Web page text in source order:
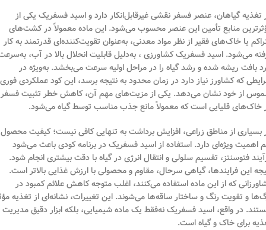
تغذیه گیاهان، عنصر فسفر نقشی غیرقابل‌انکار دارد و اسید فسفریک یکی از
منابع تأمین این عنصر محسوب می‌شود. این ماده معمولاً در کشت‌های
یا خاک‌های فقیر از نظر مواد معدنی، به‌عنوان تقویت‌کننده‌ای قدرتمند به کار
می‌شود. اسید فسفریک کشاورزی ، به‌دلیل قابلیت انحلال بالا در آب،
بافت ریشه شده و رشد گیاه را در مراحل اولیه سرعت می‌بخشد. به‌ویژه در
که کشاورز نیاز دارد در زمان محدود به نتیجه برسد، این کود عملکردی
از خود نشان می‌دهد. یکی از مزیت‌های مهم آن، کاهش خطر تثبیت فسفر
خاک‌های قلیایی است که معمولاً مانع جذب مناسب توسط گیاه می‌شود.
بسیاری از مناطق زراعی، افزایش برداشت به تنهایی کافی نیست؛ کیفیت محصول
اهمیت ویژه‌ای دارد. استفاده از اسید فسفریک در برنامه کودی باعث می‌شود
فتوسنتز، تقسیم سلولی و انتقال انرژی در گیاه با دقت بیشتری انجام شود.
این فرایندها، گیاهی سرحال، مقاوم و محصولی با ارزش غذایی بالاتر است.
که از این ماده استفاده می‌کنند، اغلب متوجه کاهش علائم کمبود در
و تقویت رنگ و ساختار ساقه‌ها می‌شوند. این تغییرات، نشانه‌ای از تغذیه
در واقع، اسید فسفریک نه‌فقط یک ماده شیمیایی، بلکه ابزار دقیق مدیریت
برای خاک و گیاه است.